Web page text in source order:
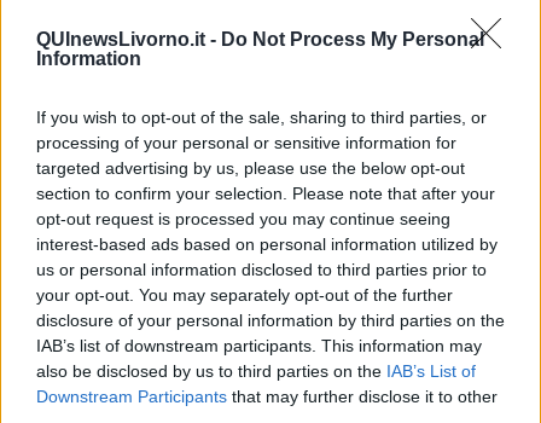
QUInewsLivorno.it - Do Not Process My Personal
Information
If you wish to opt-out of the sale, sharing to third parties, or
processing of your personal or sensitive information for
targeted advertising by us, please use the below opt-out
section to confirm your selection. Please note that after your
opt-out request is processed you may continue seeing
interest-based ads based on personal information utilized by
us or personal information disclosed to third parties prior to
your opt-out. You may separately opt-out of the further
disclosure of your personal information by third parties on the
IAB’s list of downstream participants. This information may
also be disclosed by us to third parties on the IAB’s List of
Downstream Participants that may further disclose it to other
cinque anni i cittadini eleggono un sindaco che crede nella
lettura e nei libri
, il quale a sua volta sceglie un bravo assessore
gli amministratori trovano o mettono in squadra un bel gruppetto di
validi bibliotecari, allora il gioco funziona e i servizi migliorano col
passar del tempo.
Se invece la tradizione locale è scacia, se i cittadini eleggono
sindaci e assessori che credono poco nelle biblioteche e nei libri,
anche la città avrà servizi bibliotecari sofferenti, con scarsi lettori e
poco sviluppo. Se poi si eleggono sindaci e assessori che di libri
non ne leggono mai, i servizi bibliotecari andranno a ramengo e i
livelli di lettura torneranno indietro di decenni. La storia, è noto, non
procede in una sola direzione. I barbari, direbbe sempre il Grande
Baricco, sono già dentro i confini e hanno occupato spazi importanti
del Paese. Non solo fisici. Anche mentali.